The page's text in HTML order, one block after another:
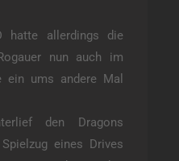
hatte allerdings die
nun auch im
ein ums andere Mal
den Dragons
eines Drives